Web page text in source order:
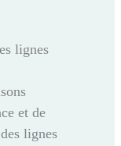
lignes
et de
lignes